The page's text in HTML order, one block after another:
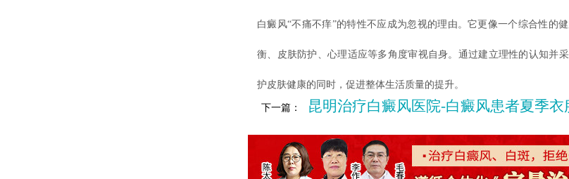
白癜风“不痛不痒”的特性不应成为忽视的理由。它更像一个综合性的
衡、皮肤防护、心理适应等多角度审视自身。通过建立理性的认知并
护皮肤健康的同时，促进整体生活质量的提升。
下一篇： 昆明治疗白癜风医院-白癜风患者夏季衣